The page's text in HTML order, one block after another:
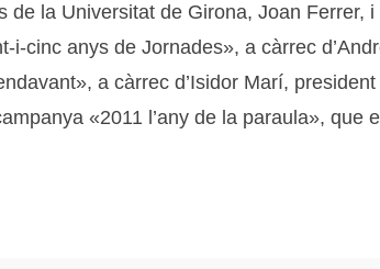
la Universitat de Girona, Joan Ferrer, i
cinc anys de Jornades», a càrrec
a càrrec d’Isidor Marí,
«2011 l’any de la paraula»,